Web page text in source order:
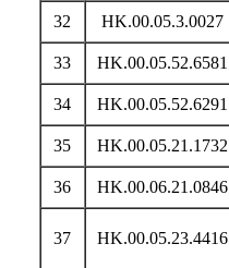
32
HK.00.05.3.0027
33
HK.00.05.52.6581
34 HK.00.05.52.6291
35 HK.00.05.21.1732
36 HK.00.06.21.0846
37 HK.00.05.23.4416